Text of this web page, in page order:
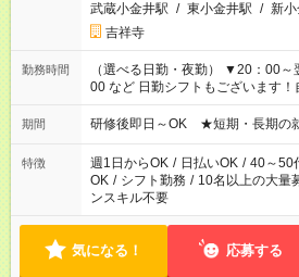
武蔵小金井駅 / 東小金井駅 / 新小
吉祥寺
勤務時間
（選べる日勤・夜勤） ▼20：00～
00 など 日勤シフトもございま
期間 研修後即日～OK ★短期・長期の
特徴 週1日からOK / 日払いOK / 40～50
OK / シフト勤務 / 10名以上の大量
ンスキル不要
気になる！ 応募する